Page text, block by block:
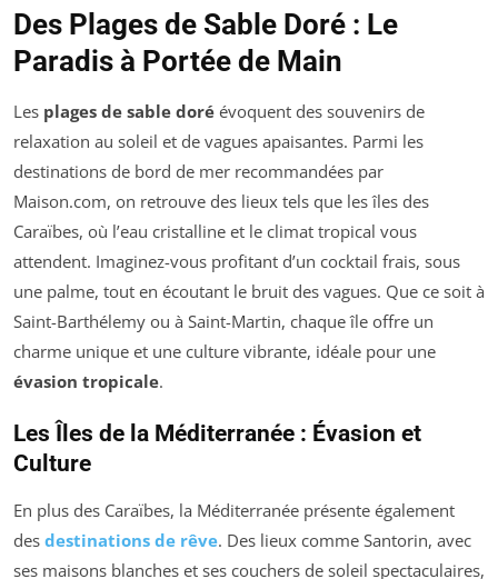
Des Plages de Sable Doré : Le
Paradis à Portée de Main
Les plages de sable doré évoquent des souvenirs de
relaxation au soleil et de vagues apaisantes. Parmi les
destinations de bord de mer recommandées par
Maison.com, on retrouve des lieux tels que les îles des
Caraïbes, où l’eau cristalline et le climat tropical vous
attendent. Imaginez-vous profitant d’un cocktail frais, sous
une palme, tout en écoutant le bruit des vagues. Que ce soit à
Saint-Barthélemy ou à Saint-Martin, chaque île offre un
charme unique et une culture vibrante, idéale pour une
évasion tropicale.
Les Îles de la Méditerranée : Évasion et
Culture
En plus des Caraïbes, la Méditerranée présente également
des destinations de rêve. Des lieux comme Santorin, avec
ses maisons blanches et ses couchers de soleil spectaculaires,